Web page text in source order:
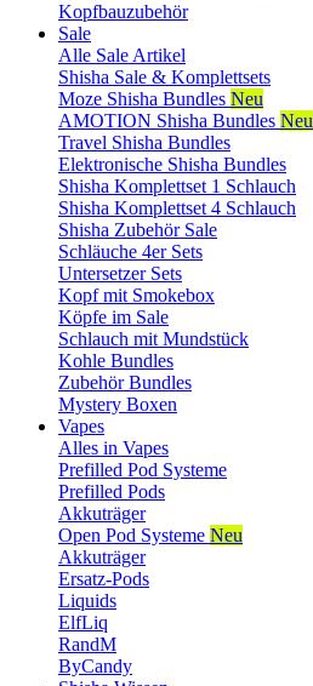
Kopfbauzubehör
Sale
Alle Sale Artikel
Shisha Sale & Komplettsets
Moze Shisha Bundles Neu
AMOTION Shisha Bundles Neu
Travel Shisha Bundles
Elektronische Shisha Bundles
Shisha Komplettset 1 Schlauch
Shisha Komplettset 4 Schlauch
Shisha Zubehör Sale
Schläuche 4er Sets
Untersetzer Sets
Kopf mit Smokebox
Köpfe im Sale
Schlauch mit Mundstück
Kohle Bundles
Zubehör Bundles
Mystery Boxen
Vapes
Alles in Vapes
Prefilled Pod Systeme
Prefilled Pods
Akkuträger
Open Pod Systeme Neu
Akkuträger
Ersatz-Pods
Liquids
ElfLiq
RandM
ByCandy